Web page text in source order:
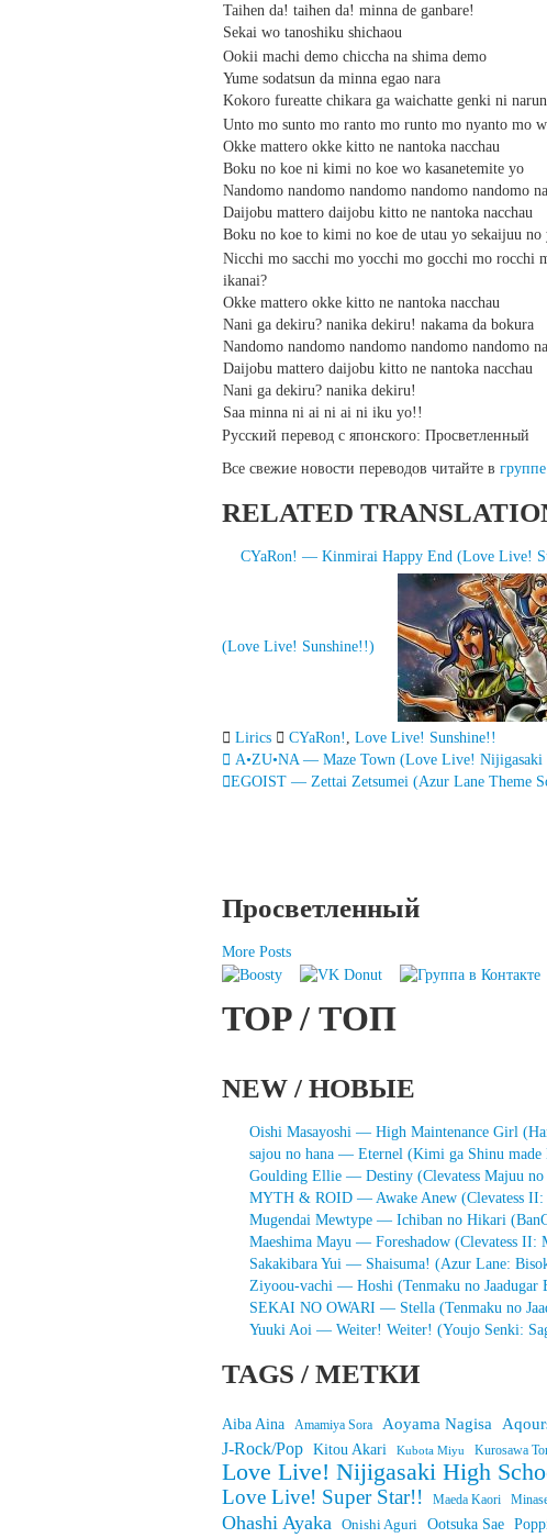
Taihen da! taihen da! minna de ganbare!
Sekai wo tanoshiku shichaou
Ookii machi demo chiccha na shima demo
Yume sodatsun da minna egao nara
Kokoro fureatte chikara ga waichatte genki ni
Unto mo sunto mo ranto mo runto mo nyanto mo
Okke mattero okke kitto ne nantoka nacchau
Boku no koe ni kimi no koe wo kasanetemite yo
Nandomo nandomo nandomo nandomo nandomo
Daijobu mattero daijobu kitto ne nantoka nacchau
Boku no koe to kimi no koe de utau yo sekaijuu no
Nicchi mo sacchi mo yocchi mo gocchi mo rocchi
ikanai?
Okke mattero okke kitto ne nantoka nacchau
Nani ga dekiru? nanika dekiru! nakama da bokura
Nandomo nandomo nandomo nandomo nandomo
Daijobu mattero daijobu kitto ne nantoka nacchau
Nani ga dekiru? nanika dekiru!
Saa minna ni ai ni ai ni iku yo!!
Русский перевод с японского: Просветленный
Все свежие новости переводов читайте в
RELATED
CYaRon! — Kinmirai Happy End (Love Live!
(Love Live! Sunshine!!)
Lirics CYaRon! , Love Live! Sunshine!!
Запись
A•ZU•NA — Maze Town (Love Live! Nijigasaki
EGOIST — Zettai Zetsumei (Azur Lane Theme
Просветленный
More Posts
TOP / ТОП
NEW / НОВЫЕ
Oishi Masayoshi — High Maintenance Girl
sajou no hana — Eternel (Kimi ga Shinu
Goulding Ellie — Destiny (Clevatess Majuu no
MYTH & ROID — Awake Anew (Clevatess II:
Mugendai Mewtype — Ichiban no Hikari
Maeshima Mayu — Foreshadow (Clevatess II:
Sakakibara Yui — Shaisuma! (Azur Lane:
Ziyoou-vachi — Hoshi (Tenmaku no Jaadugar
SEKAI NO OWARI — Stella (Tenmaku no
Yuuki Aoi — Weiter! Weiter! (Youjo Senki:
TAGS / МЕТКИ
Aiba Aina Amamiya Sora Aoyama Nagisa
J-Rock/Pop Kitou Akari Kubota Miyu Kurosawa
Love Live! Nijigasaki High
Love Live! Super Star!! Maeda Kaori
Ohashi Ayaka Onishi Aguri Ootsuka Sae